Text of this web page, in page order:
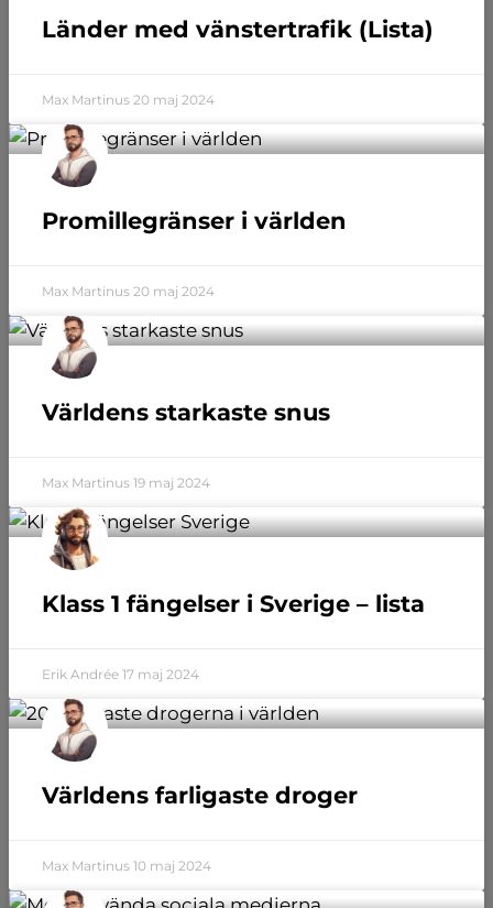
Länder med vänstertrafik (Lista)
Max Martinus 20 maj 2024
Promillegränser i världen
Max Martinus 20 maj 2024
Världens starkaste snus
Max Martinus 19 maj 2024
Klass 1 fängelser i Sverige – lista
Erik Andrée 17 maj 2024
Världens farligaste droger
Max Martinus 10 maj 2024